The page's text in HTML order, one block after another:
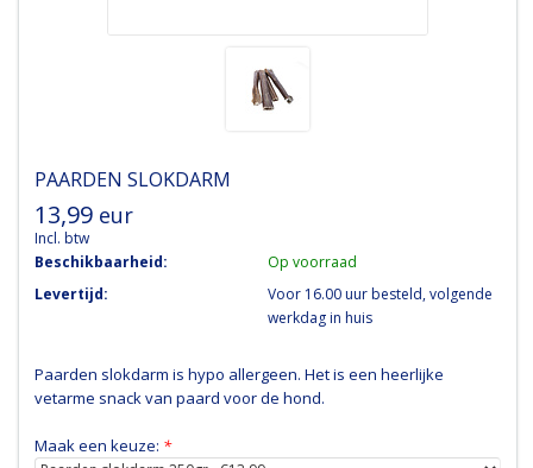
PAARDEN SLOKDARM
13,99 eur
Incl. btw
Beschikbaarheid:
Op voorraad
Levertijd:
Voor 16.00 uur besteld, volgende
werkdag in huis
Paarden slokdarm is hypo allergeen. Het is een heerlijke
vetarme snack van paard voor de hond.
Maak een keuze: *